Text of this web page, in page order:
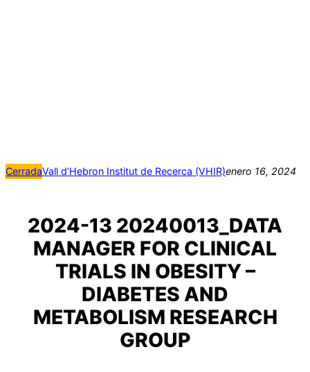
CerradaVall d’Hebron Institut de Recerca (VHIR)enero 16, 2024
2024-13 20240013_DATA
MANAGER FOR CLINICAL
TRIALS IN OBESITY –
DIABETES AND
METABOLISM RESEARCH
GROUP